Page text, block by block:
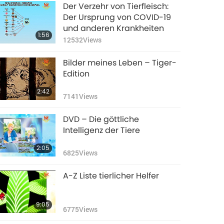
1:03
Stoppt das
Schlachten von Tier-
Personen, es ist Mord,
es ist gegen das
5367
1:56
Der Verzehr von Tierfleisch:
Der Ursprung von COVID-19
und anderen Krankheiten
12532Views
2:42
Bilder meines Leben – Tiger-
Edition
7141Views
2:05
DVD – Die göttliche
Intelligenz der Tiere
6825Views
9:05
A-Z Liste tierlicher Helfer
6775Views